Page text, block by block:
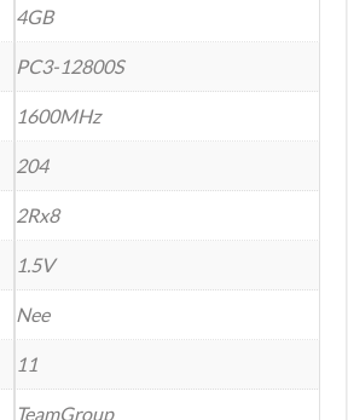
4GB
PC3-12800S
1600MHz
204
2Rx8
1.5V
Nee
11
TeamGroup